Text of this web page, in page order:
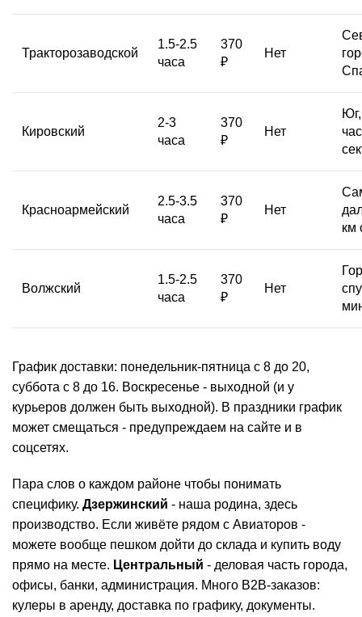
Тракторозаводской
1.5-2.5
часа
370
₽
Нет
Кировский
2-3
часа
370
₽
Нет
Красноармейский
2.5-3.5
часа
370
₽
Нет
км
Волжский
1.5-2.5
часа
370
₽
Нет
График доставки: понедельник-пятница с 8 до 20,
суббота с 8 до 16. Воскресенье - выходной (и у
курьеров должен быть выходной). В праздники график
может смещаться - предупреждаем на сайте и в
соцсетях.
Пара слов о каждом районе чтобы понимать
специфику. Дзержинский - наша родина, здесь
производство. Если живёте рядом с Авиаторов -
можете вообще пешком дойти до склада и купить воду
прямо на месте. Центральный - деловая часть города,
офисы, банки, администрация. Много B2B-заказов:
кулеры в аренду, доставка по графику, документы.